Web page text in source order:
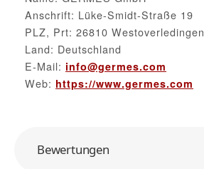
Anschrift: Lüke-Smidt-Straße 19
PLZ, Prt: 26810 Westoverledingen
Land: Deutschland
E-Mail: info@germes.com
Web: https://www.germes.com
Bewertungen